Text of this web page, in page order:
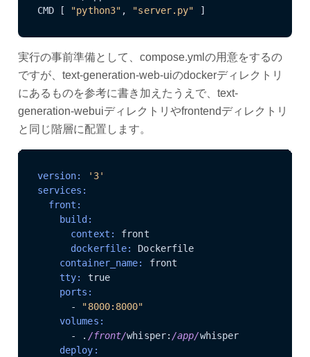
CMD [
"python3" , "server.py" ]
実行の事前準備として、compose.ymlの用意をするの
ですが、text-generation-web-uiのdockerディレクトリ
にあるものを参考に書き加えたうえで、text-
generation-webuiディレクトリやfrontendディレクトリ
と同じ階層に配置します。
version:
'3'
services:
  front:
    build:
      context:
      dockerfile:
    container_name:
    tty:
true
    ports:
      -
"8000:8000"
    volumes:
      - .
/front/whisper: /app/
    deploy: